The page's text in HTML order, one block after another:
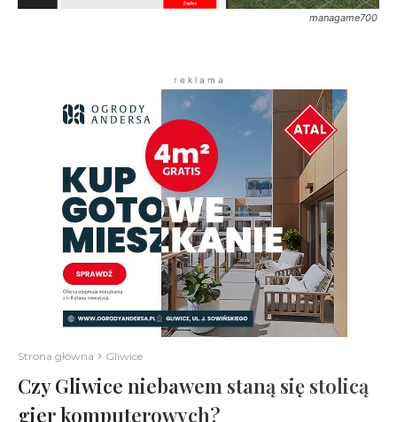
managame700
r e k l a m a
Strona główna Gliwice
Czy Gliwice niebawem staną się stolicą
gier komputerowych?